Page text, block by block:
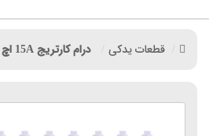
قطعات یدکی درام کارتریج 15A اچ پی بسته 10 عددی